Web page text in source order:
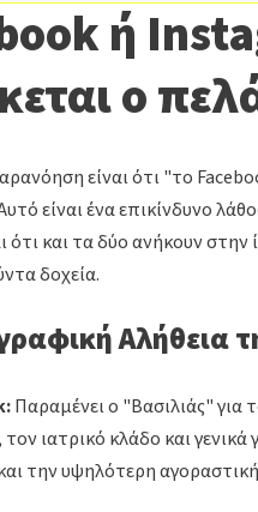
ή
ο
είναι ότι "το
είναι ένα επικίνδυνο
ότι και τα δύο ανήκουν
δοχεία.
Αλήθεια
Παραμένει ο "Βασιλιάς" για
τον ιατρικό κλάδο και
την υψηλότερη